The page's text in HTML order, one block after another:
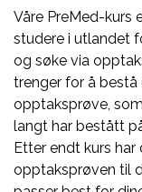
Våre PreMed-kurs
studere i utlandet
og søke via
trenger for å
opptaksprøve,
langt har bestått
Etter endt kurs
opptaksprøven til